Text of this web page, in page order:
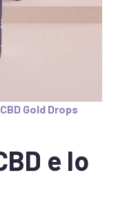
Gold Drops
e lo